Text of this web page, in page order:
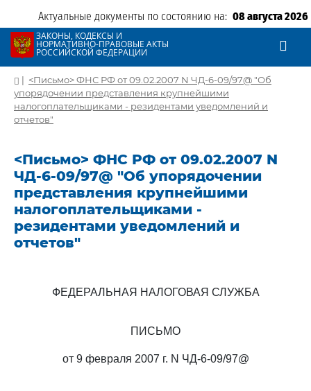
Актуальные документы по состоянию на: 08 августа 2026
ЗАКОНЫ, КОДЕКСЫ И
НОРМАТИВНО-ПРАВОВЫЕ АКТЫ
РОССИЙСКОЙ ФЕДЕРАЦИИ
| <Письмо> ФНС РФ от 09.02.2007 N ЧД-6-09/97@ "Об
упорядочении представления крупнейшими
налогоплательщиками - резидентами уведомлений и
отчетов"
<Письмо> ФНС РФ от 09.02.2007 N
ЧД-6-09/97@ "Об упорядочении
представления крупнейшими
налогоплательщиками -
резидентами уведомлений и
отчетов"
ФЕДЕРАЛЬНАЯ НАЛОГОВАЯ СЛУЖБА
ПИСЬМО
от 9 февраля 2007 г. N ЧД-6-09/97@